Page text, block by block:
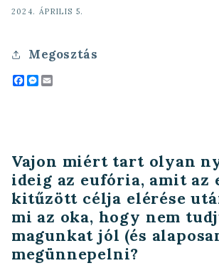
2024. ÁPRILIS 5.
Megosztás
Facebook
Messenger
Email
Vajon miért tart olyan
ideig az eufória, amit az
kitűzött célja elérése
mi az oka, hogy nem
magunkat jól (és
megünnepelni?